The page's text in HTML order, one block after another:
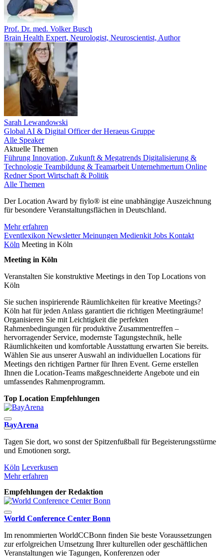
Prof. Dr. med. Volker Busch
Brain Health Expert, Neurologist, Neuroscientist, Author
Sarah Lewandowski
Global AI & Digital Officer der Heraeus Gruppe
Alle Speaker
Aktuelle Themen
Führung Innovation, Zukunft & Megatrends Digitalisierung &
Technologie Teambildung & Teamarbeit Unternehmertum Online
Redner Sport Wirtschaft & Politik
Alle Themen
Der Location Award by fiylo® ist eine unabhängige Auszeichnung
für besondere Veranstaltungsflächen in Deutschland.
Mehr erfahren
Eventlexikon NewsletterMeinungen Medienkit Jobs Kontakt
Köln Meeting in Köln
Meeting in Köln
Veranstalten Sie konstruktive Meetings in den Top Locations von
Köln
Sie suchen inspirierende Räumlichkeiten für kreative Meetings?
Köln hat für jeden Anlass garantiert die richtigen Meetingräume!
Organisieren Sie mit Leichtigkeit die perfekten
Rahmenbedingungen für produktive Zusammentreffen –
hervorragender Service, modernste Tagungstechnik, helle
Räumlichkeiten und komfortable Ausstattung erwarten Sie bereits.
Wählen Sie aus unserer Auswahl an individuellen Locations für
Meetings den richtigen Partner für Ihren Event. Gerne erstellen
Ihnen die Location-Teams maßgeschneiderte Angebote und ein
umfassendes Rahmenprogramm.
Top Location Empfehlungen
BayArena
Tagen Sie dort, wo sonst der Spitzenfußball für Begeisterungsstürme
und Emotionen sorgt.
Köln Leverkusen
Mehr erfahren
Empfehlungen der Redaktion
World Conference Center Bonn
Im renommierten WorldCCBonn finden Sie beste Voraussetzungen
zur erfolgreichen Umsetzung Ihrer kulturellen oder geschäftlichen
Veranstaltungen wie Tagungen, Konferenzen oder